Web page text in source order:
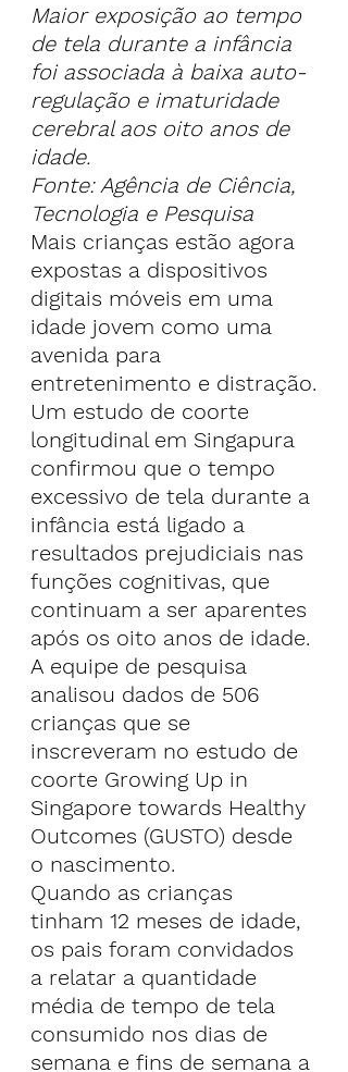
Maior exposição ao tempo
de tela durante a infância
foi associada à baixa auto-
regulação e imaturidade
cerebral aos oito anos de
idade.
Fonte: Agência de Ciência,
Tecnologia e Pesquisa
Mais crianças estão agora
expostas a dispositivos
digitais móveis em uma
idade jovem como uma
avenida para
entretenimento e distração.
Um estudo de coorte
longitudinal em Singapura
confirmou que o tempo
excessivo de tela durante a
infância está ligado a
resultados prejudiciais nas
funções cognitivas, que
continuam a ser aparentes
após os oito anos de idade.
A equipe de pesquisa
analisou dados de 506
crianças que se
inscreveram no estudo de
coorte Growing Up in
Singapore towards Healthy
Outcomes (GUSTO) desde
o nascimento.
Quando as crianças
tinham 12 meses de idade,
os pais foram convidados
a relatar a quantidade
média de tempo de tela
consumido nos dias de
semana e fins de semana a